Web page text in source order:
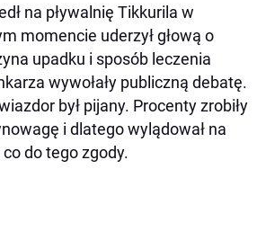
na pływalnię Tikkurila w
momencie uderzył głową o
upadku i sposób leczenia
wywołały publiczną debatę.
był pijany. Procenty zrobiły
i dlatego wylądował na
do tego zgody.